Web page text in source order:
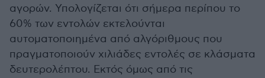
αγορών. Υπολογίζεται ότι σήμερα περίπου το
60% των εντολών εκτελούνται
αυτοματοποιημένα από αλγόριθμους που
πραγματοποιούν χιλιάδες εντολές σε κλάσματα
δευτερολέπτου. Εκτός όμως από τις